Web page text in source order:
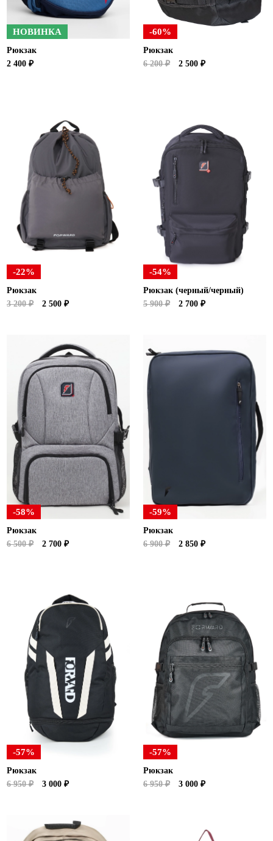
НОВИНКА
Рюкзак
2 400 ₽
-60%
Рюкзак
6 200 ₽
2 500 ₽
-22%
Рюкзак
3 200 ₽
2 500 ₽
-54%
Рюкзак (черный/черный)
5 900 ₽
2 700 ₽
-58%
Рюкзак
6 500 ₽
2 700 ₽
-59%
Рюкзак
6 900 ₽
2 850 ₽
-57%
Рюкзак
6 950 ₽
3 000 ₽
-57%
Рюкзак
6 950 ₽
3 000 ₽